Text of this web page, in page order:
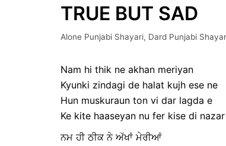
TRUE BUT SAD
Alone Punjabi Shayari, Dard Punjabi
Nam hi thik ne akhan meriyan
Kyunki zindagi de halat kujh ese ne
Hun muskuraun ton vi dar lagda e
Ke kite haaseyan nu fer kise di
ਨਮ ਹੀ ਠੀਕ ਨੇ ਅੱਖਾਂ ਮੇਰੀਆਂ